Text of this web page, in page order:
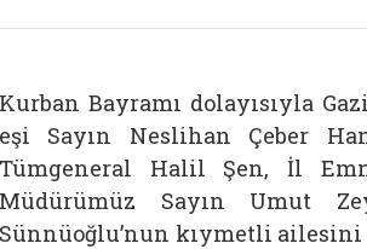
Kurban Bayramı dolayısıyla
eşi Sayın Neslihan Çeber
Tümgeneral Halil Şen, İl
Müdürümüz Sayın Umut
Sünnüoğlu’nun kıymetli